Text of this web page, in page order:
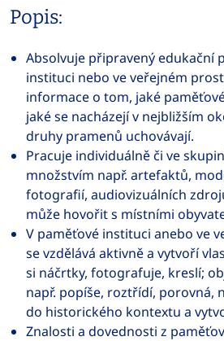
Popis:
Absolvuje připravený edukační
instituci nebo ve veřejném
informace o tom, jaké
jaké se nacházejí v nejbližším
druhy pramenů uchovávají.
Pracuje individuálně či ve
množstvím např. artefaktů,
fotografií, audiovizuálních
může hovořit s místními
V paměťové instituci anebo ve
se vzdělává aktivně a vytvoří
si náčrtky, fotografuje, kreslí;
např. popíše, roztřídí, porovná,
do historického kontextu a
Znalosti a dovednosti z